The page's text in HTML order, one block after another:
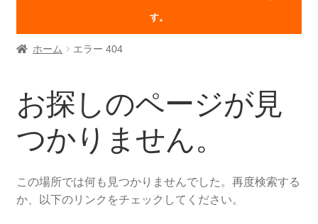
す。
ホーム エラー 404
お探しのページが見
つかりません。
この場所では何も見つかりませんでした。再度検索する
か、以下のリンクをチェックしてください。